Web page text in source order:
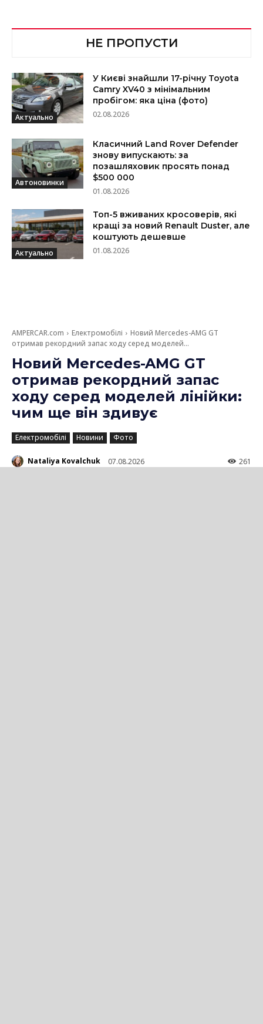
НЕ ПРОПУСТИ
Актуально
У Києві знайшли 17-річну Toyota
Camry XV40 з мінімальним
пробігом: яка ціна (фото)
02.08.2026
Автоновинки
Класичний Land Rover Defender
знову випускають: за
позашляховик просять понад
$500 000
01.08.2026
Актуально
Топ-5 вживаних кросоверів, які
кращі за новий Renault Duster, але
коштують дешевше
01.08.2026